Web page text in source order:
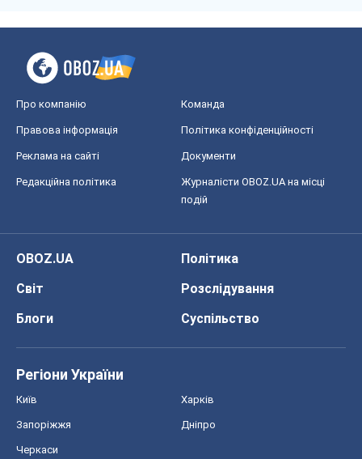
Про компанію Команда
Правова інформація Політика конфіденційності
Реклама на сайті Документи
Редакційна політика
Журналісти OBOZ.UA на місці
подій
OBOZ.UA
Політика
Світ
Розслідування
Блоги
Суспільство
Регіони України
Київ Харків
Запоріжжя Дніпро
Черкаси